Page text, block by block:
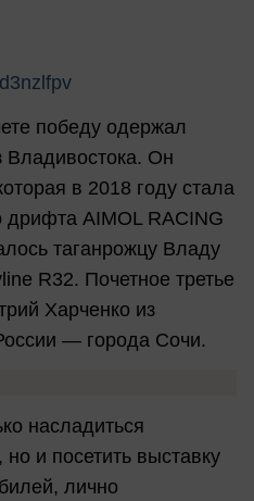
победу одержал
Он
в 2018 году стала
дрифта AIMOL RACING
таганрожцу Владу
R32. Почетное третье
Харченко из
— города Сочи.
насладиться
и посетить выставку
лично